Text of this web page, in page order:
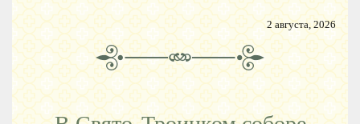
2 августа, 2026